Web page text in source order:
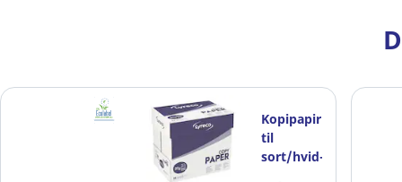
Kopipapir
til
sort/hvid-